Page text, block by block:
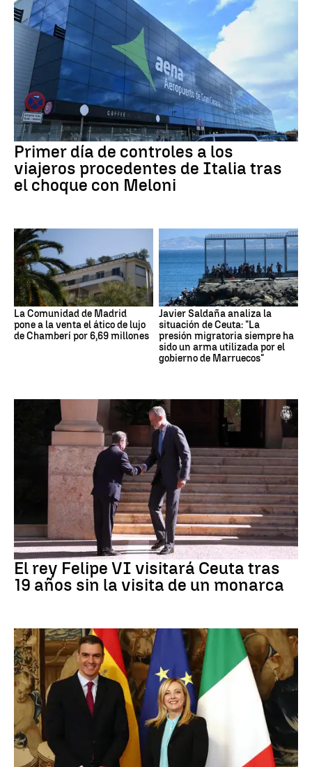
Primer día de controles a los
viajeros procedentes de Italia tras
el choque con Meloni
La Comunidad de Madrid
pone a la venta el ático de lujo
de Chamberí por 6,69 millones
Javier Saldaña analiza la
situación de Ceuta: "La
presión migratoria siempre ha
sido un arma utilizada por el
gobierno de Marruecos"
Crisis Migratoria
El rey Felipe VI visitará Ceuta tras
19 años sin la visita de un monarca